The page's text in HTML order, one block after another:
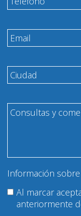
Información
Al marcar
anteriormente